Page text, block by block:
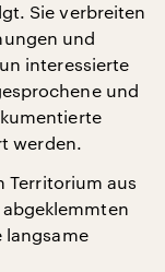
Sie verbreiten
und
interessierte
und
werden.
Territorium aus
langsame